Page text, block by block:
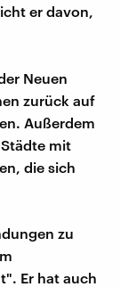
er davon,
Neuen
zurück auf
Außerdem
mit
die sich
zu
Er hat auch